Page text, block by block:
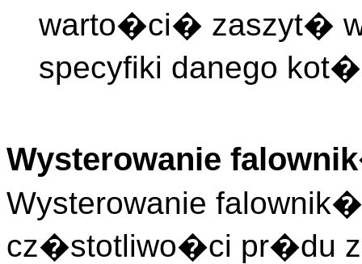
warto�ci� zaszyt� w
specyfiki danego
Wysterowanie
Wysterowanie
cz�stotliwo�ci pr�du